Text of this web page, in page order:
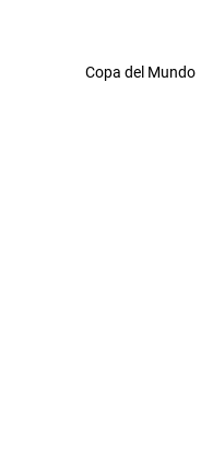
Copa del Mundo